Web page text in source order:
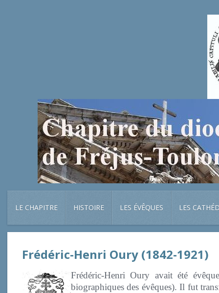
LE CHAPITRE HISTOIRE LES ÉVÊQUES LES
Frédéric-Henri Oury (1842-1921)
Frédéric-Henri Oury avait été
biographiques des évêques). Il fut